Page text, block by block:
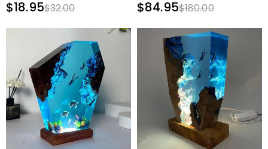
$18.95$32.00 $84.95$180.00